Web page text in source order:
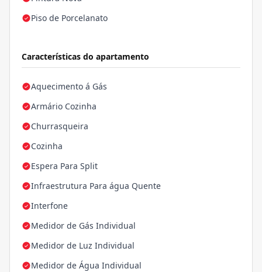
Piso de Porcelanato
Características do apartamento
Aquecimento á Gás
Armário Cozinha
Churrasqueira
Cozinha
Espera Para Split
Infraestrutura Para água Quente
Interfone
Medidor de Gás Individual
Medidor de Luz Individual
Medidor de Água Individual